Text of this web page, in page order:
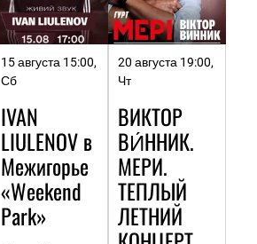
15 августа 15:00,
Сб
IVAN
LIULENOV в
Межигорье
«Weekend
Park»
20 августа 19:00,
Чт
ВИКТОР
ВИ́ННИК.
МЕРИ.
ТЕПЛЫЙ
ЛЕТНИЙ